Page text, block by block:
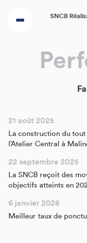
SNCB
21 août 2025
La construction du
l’Atelier Central à
22 septembre 2025
La SNCB reçoit des
objectifs atteints en
6 janvier 2026
Meilleur taux de